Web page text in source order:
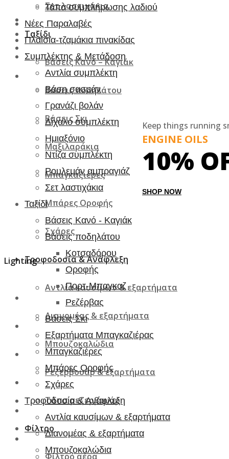
Σετ λαστιχάκια
Ταξίδι
Βάσεις Κανό – Καγιάκ
Βάσεις ποδηλάτου
Βάσεις Σκι
Μαξιλαράκια
Μπαγκαζιέρες
Μπάρες Οροφής
Σχάρες
Τροφοδοσία & Ανάφλεξη
Αντλία καυσίμων & εξαρτήματα
Διανομέας & εξαρτήματα
Μπουζοκαλώδια
Ρεζερβουάρ & εξαρτήματα
Τάπα ρεζερβουάρ
Φίλτρο
Φίλτρο αέρα
Keep things running
ENGINE OILS
10%
SHOP NOW
Lighting
Τάπα συμπλήρωσης λαδιού
Νέες Παραλαβές
Πλαίσια-τζαμάκια πινακίδας
Συμπλέκτης & Μετάδοση
Αντλία συμπλέκτη
Βάση σασμάν
Γρανάζι βολάν
Δίχαλο συμπλέκτη
Ημιαξόνιο
Ντίζα συμπλέκτη
Ρουλεμάν αμπραγιάζ
Σετ λαστιχάκια
Ταξίδι
Βάσεις Κανό - Καγιάκ
Βάσεις ποδηλάτου
Κοτσαδόρου
Οροφής
Πορτ-Μπαγκαζ
Ρεζέρβας
Βάσεις Σκι
Εξαρτήματα Μπαγκαζιέρας
Μπαγκαζιέρες
Μπάρες Οροφής
Σχάρες
Τροφοδοσία & Ανάφλεξη
Αντλία καυσίμων & εξαρτήματα
Διανομέας & εξαρτήματα
Μπουζοκαλώδια